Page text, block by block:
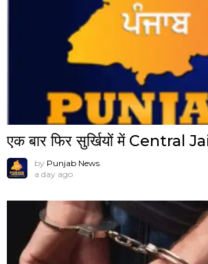
एक बार फिर सुर्खियों में Central
by Punjab News
a day ago